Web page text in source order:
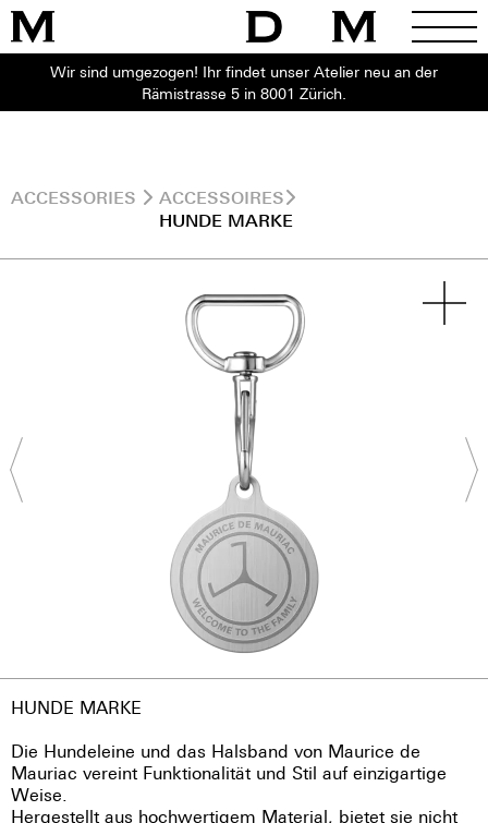
Wir sind umgezogen! Ihr findet unser Atelier neu an der
Rämistrasse 5 in 8001 Zürich.
ACCESSORIES
ACCESSOIRES
HUNDE MARKE
HUNDE MARKE
Die Hundeleine und das Halsband von Maurice de
Mauriac vereint Funktionalität und Stil auf einzigartige
Weise.
Hergestellt aus hochwertigem Material, bietet sie nicht